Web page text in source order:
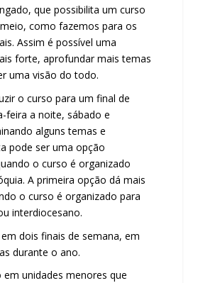
que possibilita um curso
como fazemos para os
Assim é possível uma
forte, aprofundar mais temas
uma visão do todo.
o curso para um final de
feira a noite, sábado e
alguns temas e
pode ser uma opção
o curso é organizado
A primeira opção dá mais
o curso é organizado para
interdiocesano.
dois finais de semana, em
durante o ano.
em unidades menores que